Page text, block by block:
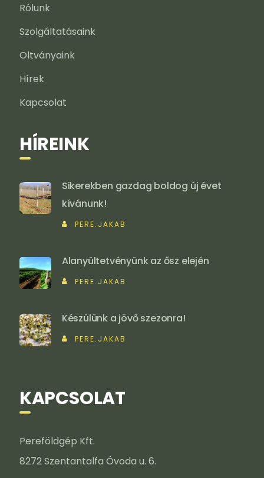
Rólunk
Szolgáltatásaink
Oltványaink
Hírek
Kapcsolat
HÍREINK
Sikerekben gazdag boldog új évet
kívánunk!
PERE.JAKAB
Alanyültetvényünk az ősz elején
PERE.JAKAB
Készülünk a jövő szezonra!
PERE.JAKAB
KAPCSOLAT
Pereföldgép Kft.
8272 Szentantalfa Óvoda u. 6.